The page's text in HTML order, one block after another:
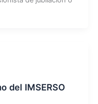
del IMSERSO